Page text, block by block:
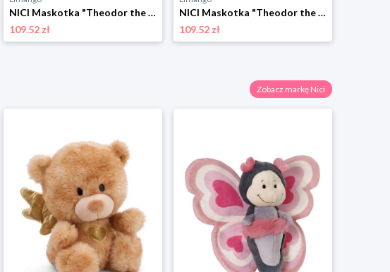
NICI Maskotka "Theodor the Unicorn" - 0+ rozmiar: onesize
109.52 zł
NICI Maskotka "Theodor the Unicorn" - 0+ rozmiar: onesize
109.52 zł
Zobacz markę Nici